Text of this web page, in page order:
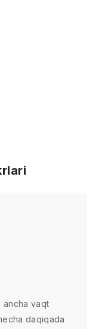
ancha vaqt
daqiqada